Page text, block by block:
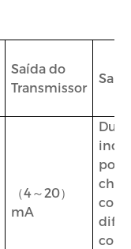
Saída do
Transmissor
（4～20）
mA